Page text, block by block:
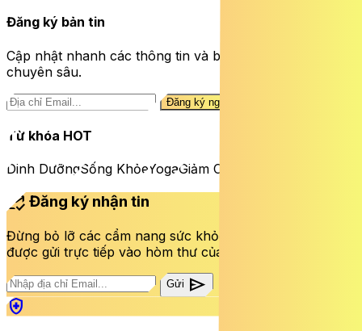
Đăng ký bản tin
Cập nhật nhanh các thông tin và bài viết sức khỏe
chuyên sâu.
Đăng ký ngay
Từ khóa HOT
Dinh DưỡngSống KhỏeYogaGiảm Cân
mark_email_read Đăng ký nhận tin
Đừng bỏ lỡ các cẩm nang sức khỏe và bài viết mới nhất
được gửi trực tiếp vào hòm thư của bạn mỗi tuần.
Gửi send
health_and_safety